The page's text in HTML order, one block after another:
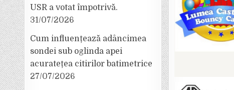
USR a votat împotrivă.
31/07/2026
Cum influențează adâncimea
sondei sub oglinda apei
acuratețea citirilor batimetrice
27/07/2026